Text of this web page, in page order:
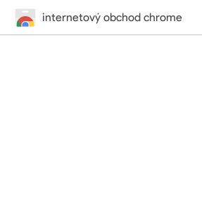
internetový obchod chrome